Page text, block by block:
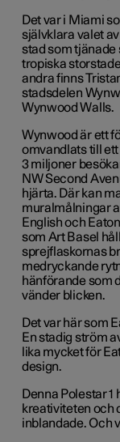
Det var i Miami
självklara valet
stad som tjänade
tropiska
andra finns
stadsdelen
Wynwood Walls.
Wynwood är ett
omvandlats till
3 miljoner
NW Second
hjärta. Där kan
muralmålningar
English och
som Art Basel
sprejflaskornas
medryckande
hänförande som
vänder blicken.
Det var här som
En stadig ström
lika mycket för
design.
Denna Polestar 1
kreativiteten och
inblandade. Och